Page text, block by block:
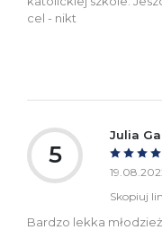
cel - nikt
5
Julia
Skopiuj
Bardzo lekka